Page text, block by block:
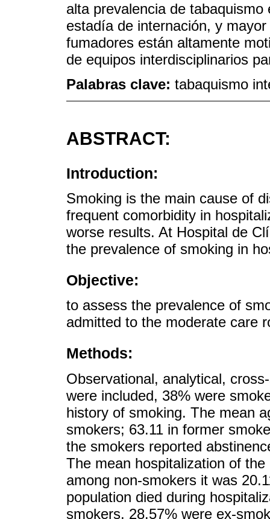
alta prevalencia de
estadía de internación, y
fumadores están altamente
de equipos interdisciplinarios
Palabras clave: tabaquismo
ABSTRACT:
Introduction:
Smoking is the main cause of
frequent comorbidity in
worse results. At Hospital de
the prevalence of smoking in
Objective:
to assess the prevalence of
admitted to the moderate care
Methods:
Observational, analytical,
were included, 38% were
history of smoking. The mean
smokers; 63.11 in former
the smokers reported
The mean hospitalization of
among non-smokers it was
population died during
smokers, 28.57% were ex-